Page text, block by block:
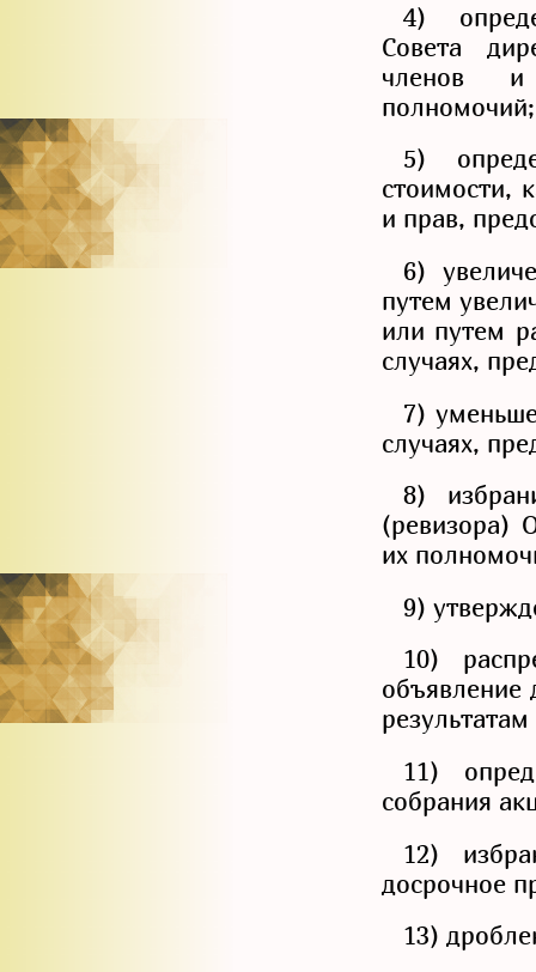
4)
Совета
членов и
полномочий;
5)
стоимости,
и прав,
6)
путем
или путем
случаях,
7)
случаях,
8)
(ревизора)
их
9)
10)
объявление
11)
собрания
12)
досрочное
13)